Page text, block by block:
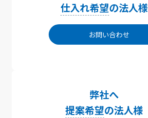
仕入れ希望の法人様
お問い合わせ
弊社へ
提案希望の法人様